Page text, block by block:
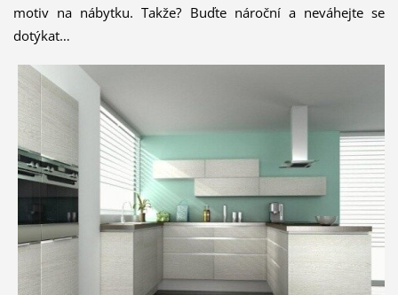
motiv na nábytku. Takže? Buďte nároční a neváhejte se
dotýkat…